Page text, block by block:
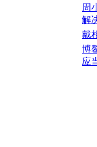
周
解
戴
博
应